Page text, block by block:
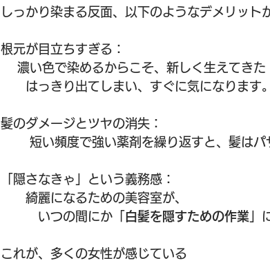
しっかり染まる反面、以下のようなデメリット
根元が目立ちすぎる：
濃い色で染めるからこそ、新しく生えてきた
はっきり出てしまい、すぐに気になります。
髪のダメージとツヤの消失：
短い頻度で強い薬剤を繰り返すと、髪はパ
「隠さなきゃ」という義務感：
綺麗になるための美容室が、
いつの間にか「 白髪を隠すための作業 」
これが、多くの女性が感じている